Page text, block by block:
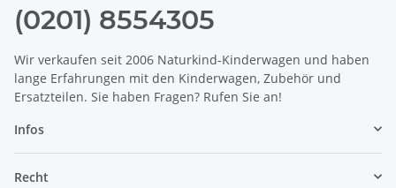
(0201) 8554305
Wir verkaufen seit 2006 Naturkind-Kinderwagen und haben
lange Erfahrungen mit den Kinderwagen, Zubehör und
Ersatzteilen. Sie haben Fragen? Rufen Sie an!
Infos
Recht